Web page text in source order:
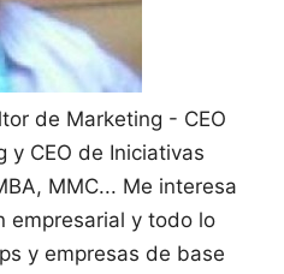
de Marketing - CEO
y CEO de Iniciativas
MMC... Me interesa
empresarial y todo lo
y empresas de base